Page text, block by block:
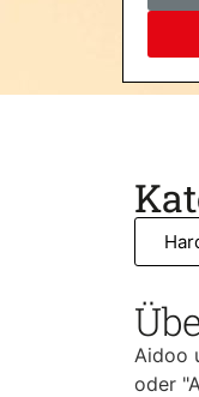
Aidoo
oder